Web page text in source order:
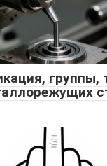
группы,